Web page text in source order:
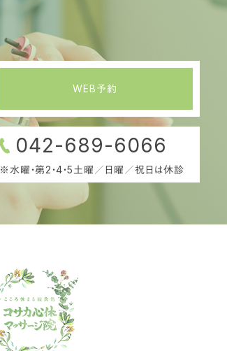
WEB予約
042-689-6066
※水曜・第2・4・5土曜／日曜／祝日は休診